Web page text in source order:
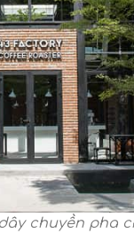
chuyền pha